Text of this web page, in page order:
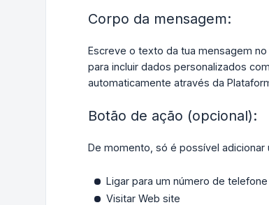
Corpo da mensagem:
Escreve o texto da tua mensagem
para incluir dados personalizados
automaticamente através da
Botão de ação (opcional):
De momento, só é possível
Ligar para um número de telefone
Visitar Web site